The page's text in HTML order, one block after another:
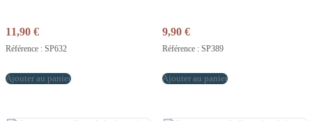
11,90 €
Référence : SP632
Ajouter au panier
9,90 €
Référence : SP389
Ajouter au panier